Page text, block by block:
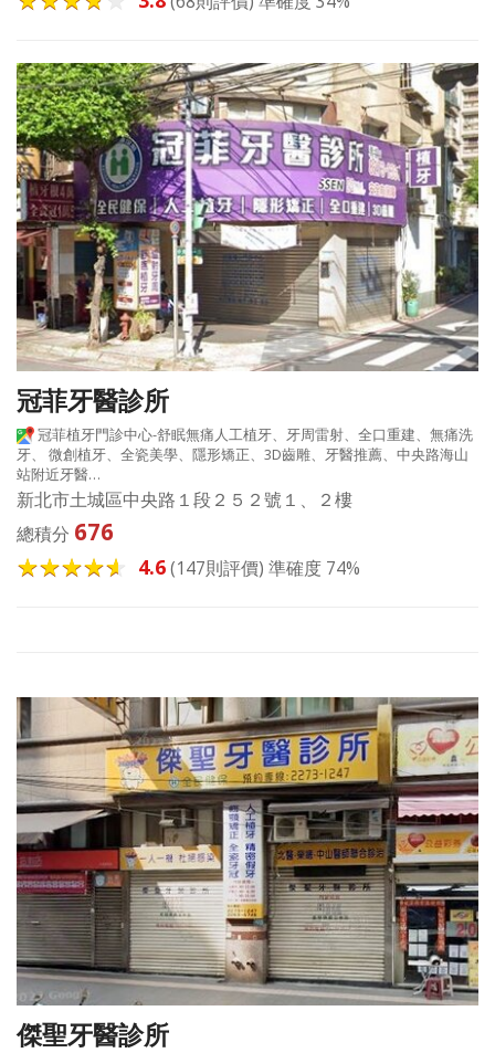
冠菲牙醫診所
冠菲植牙門診中心-舒眠無痛人工植牙、牙周雷射、全口重建、無痛洗
牙、 微創植牙、全瓷美學、隱形矯正、3D齒雕、牙醫推薦、中央路海山
站附近牙醫…
新北市土城區中央路１段２５２號１、２樓
總積分 676
4.6(147則評價) 準確度 74%
傑聖牙醫診所